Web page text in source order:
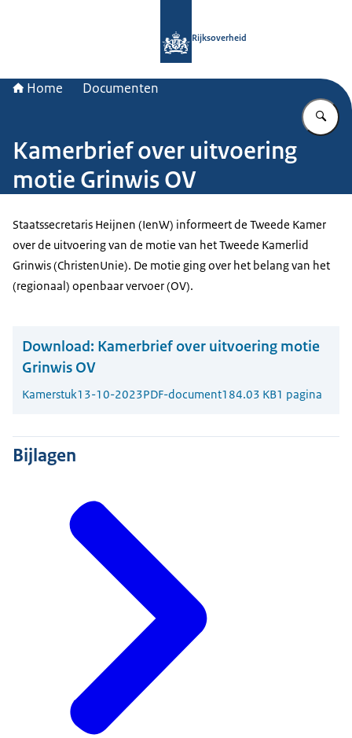
Rijksoverheid
Home Documenten
Kamerbrief over uitvoering
motie Grinwis OV
Staatssecretaris Heijnen (IenW) informeert de Tweede Kamer
over de uitvoering van de motie van het Tweede Kamerlid
Grinwis (ChristenUnie). De motie ging over het belang van het
(regionaal) openbaar vervoer (OV).
Download: Kamerbrief over uitvoering motie
Grinwis OV
Kamerstuk13-10-2023PDF-document184.03 KB1 pagina
Bijlagen